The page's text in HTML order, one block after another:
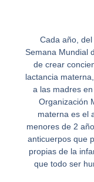
Cada año,
Semana Mundial
de crear
lactancia
a las madres
Organización
materna es el
menores de 2
anticuerpos que
propias de la
que todo ser